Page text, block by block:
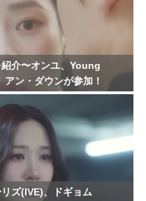
紹介〜オンユ、Young
ン・ダウンが参加！
ズ(IVE)、ドギョム